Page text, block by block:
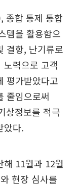
종합 통제 통합
템을 활용함으
결항, 난기류로
력으로 고객
평가받았다고
줄임으로써
상정보를 적극
았다.
해 11월과 12월
현장 심사를